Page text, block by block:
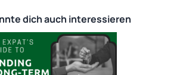
dich auch interessieren